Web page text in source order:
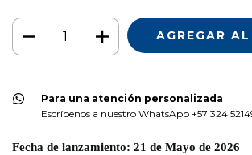
Para una atención personalizada
Escríbenos a nuestro WhatsApp +57 324
Fecha de lanzamiento: 21 de Mayo de 2026